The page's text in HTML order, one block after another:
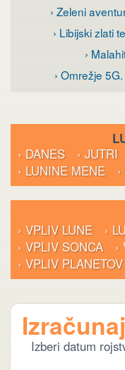
› Zeleni
› Libijski zlati
›
› Omrežje
› DANES
› JUTRI
› LUNINE MENE
› VPLIV LUNE
›
› VPLIV SONCA
›
› VPLIV PLANETOV
Izberi datum